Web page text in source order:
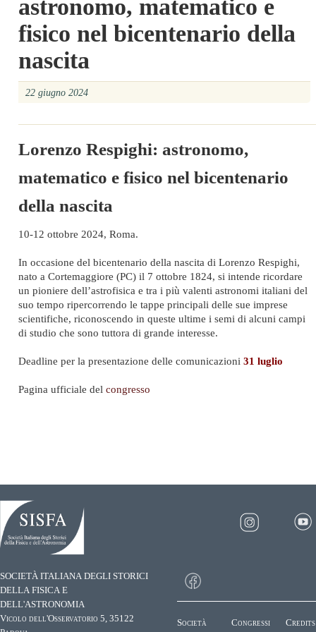
astronomo, matematico e
fisico nel bicentenario della
nascita
22 giugno 2024
Lorenzo Respighi: astronomo,
matematico e fisico nel bicentenario
della nascita
10-12 ottobre 2024, Roma.
In occasione del bicentenario della nascita di Lorenzo Respighi,
nato a Cortemaggiore (PC) il 7 ottobre 1824, si intende ricordare
un pioniere dell’astrofisica e tra i più valenti astronomi italiani del
suo tempo ripercorrendo le tappe principali delle sue imprese
scientifiche, riconoscendo in queste ultime i semi di alcuni campi
di studio che sono tuttora di grande interesse.
Deadline per la presentazione delle comunicazioni 31 luglio
Pagina ufficiale del congresso
SOCIETÀ ITALIANA DEGLI STORICI
DELLA FISICA E
DELL'ASTRONOMIA
Vicolo dell'Osservatorio 5, 35122
Società Congressi Credits